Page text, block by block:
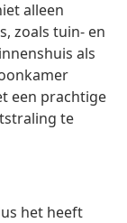
alleen
zoals tuin- en
als
een prachtige
te
het heeft